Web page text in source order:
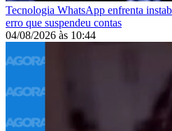
Tecnologia WhatsApp enfrenta
erro que suspendeu contas
04/08/2026 às 10:44